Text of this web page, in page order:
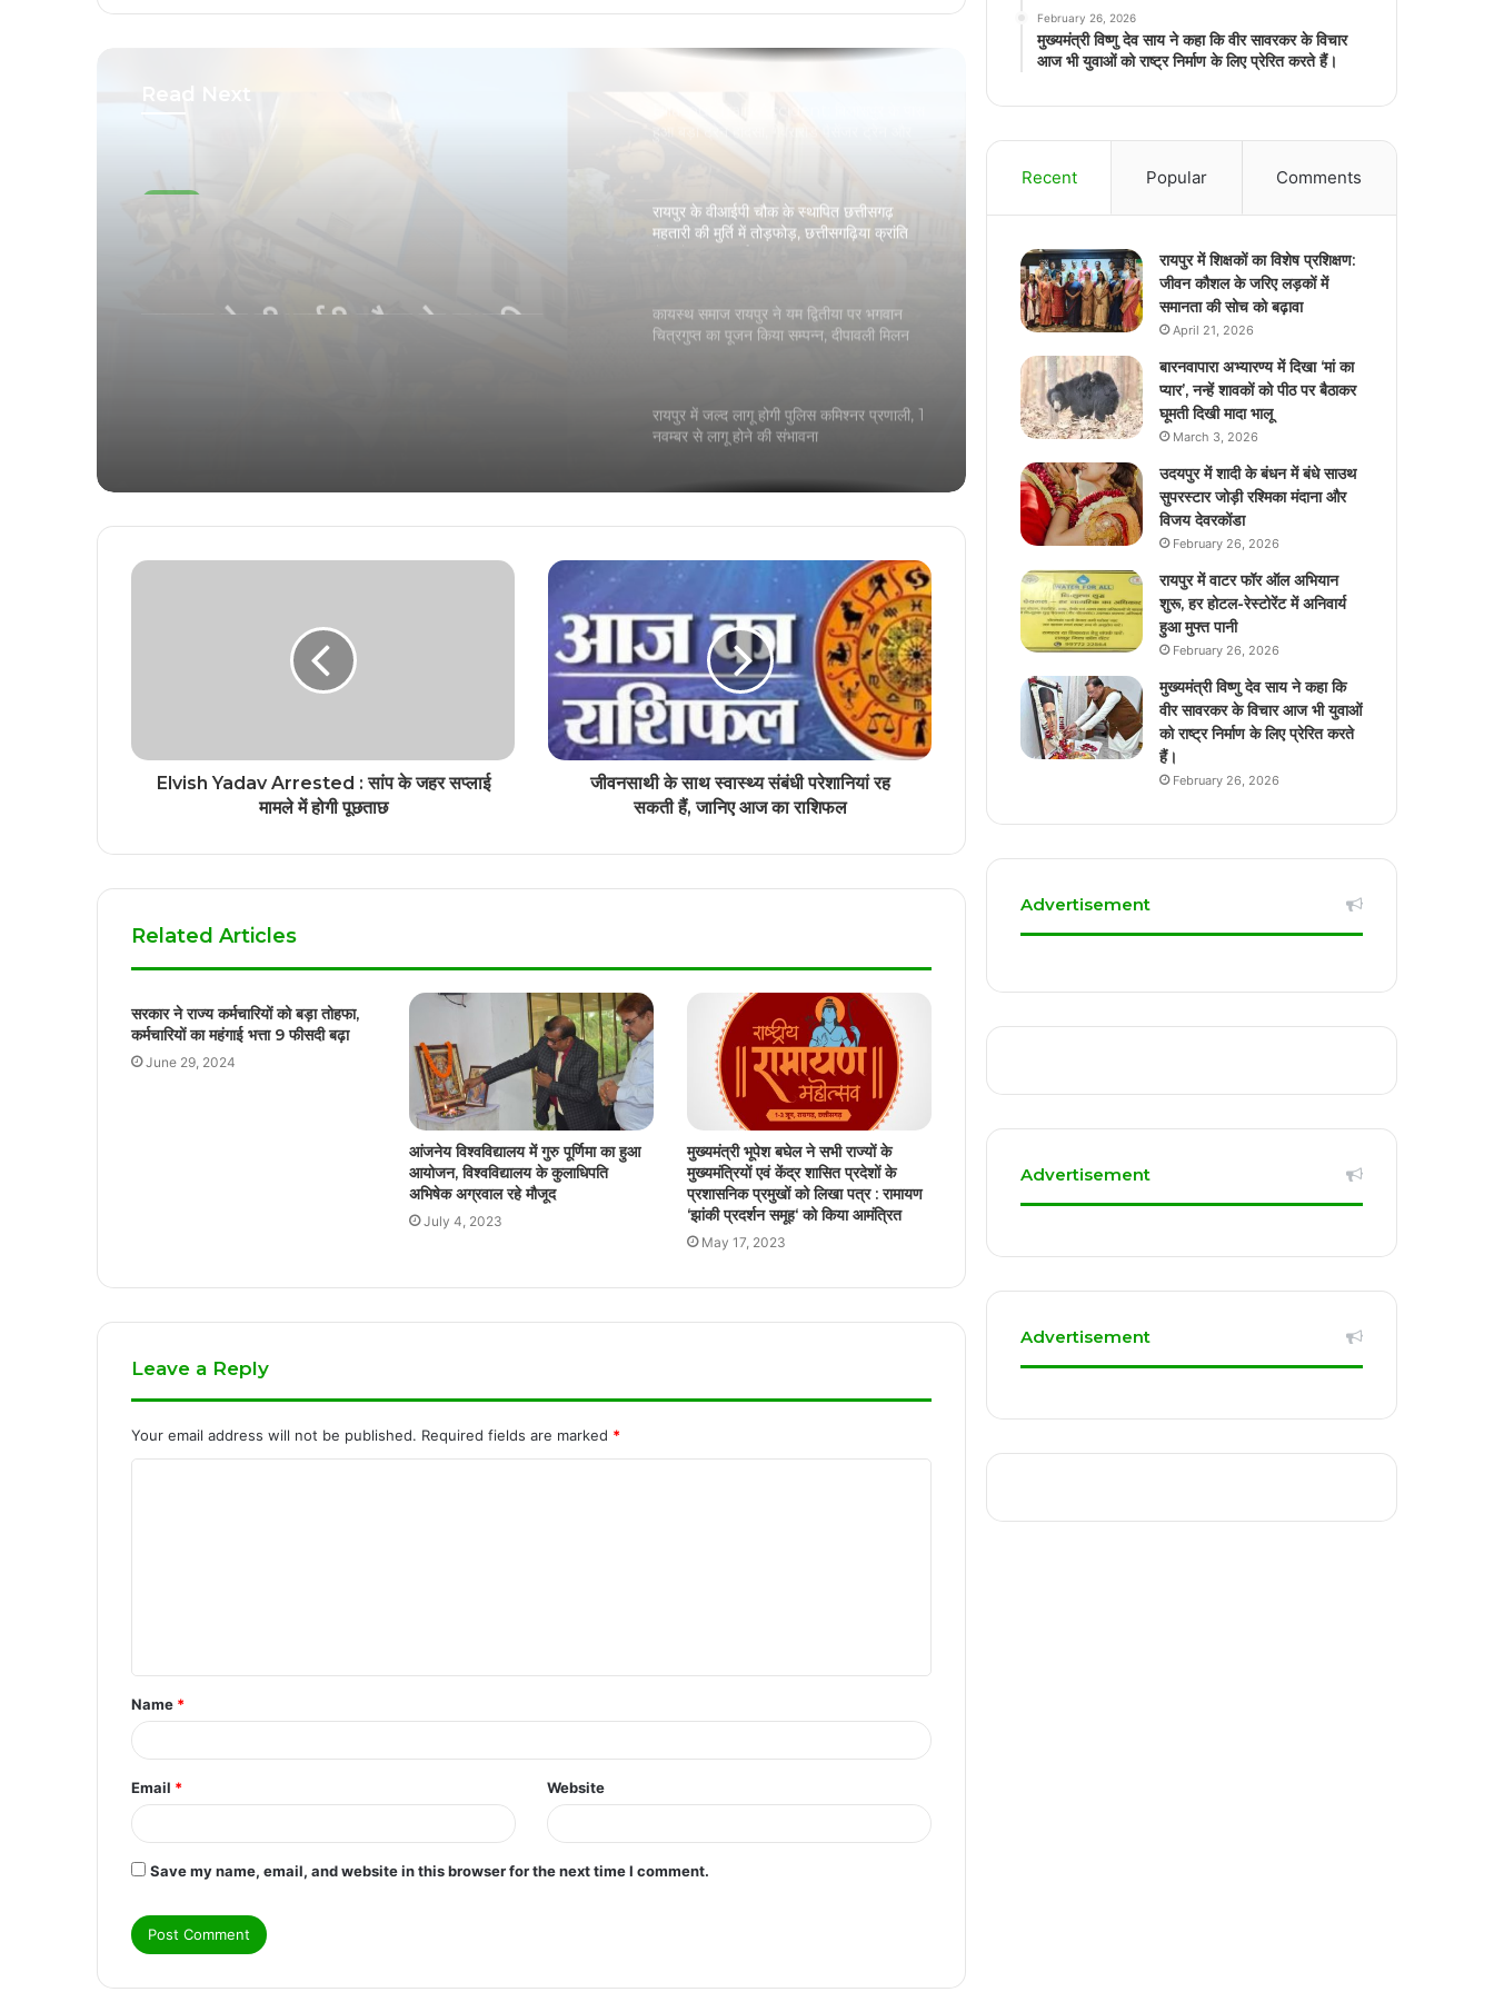
छत्तीसगढ़ महतारी की मुर्ति में तोड़फोड़,
हुआ बड़ा ट्रेन हादसा, गेवरारोड पैसेंजर ट्रेन और
मालगाड़ी में हुई टक्कर
रायपुर के वीआईपी चौक के स्थापित छत्तीसगढ़
महतारी की मुर्ति में तोड़फोड़, छत्तीसगढ़िया क्रांति
सेना ने की थी मूर्ति की स्थापना
कायस्थ समाज रायपुर ने यम द्वितीया पर भगवान
चित्रगुप्त का पूजन किया सम्पन्न, दीपावली मिलन
समारोह 26 को
रायपुर में जल्द लागू होगी पुलिस कमिश्नर प्रणाली, 1
नवम्बर से लागू होने की संभावना
बिहार विधानसभा चुनाव में संभालेंगे प्रचार का जिम्मा
चांवल की मानक गुणवत्ता में किसी प्रकार से समझौता
नहीं – गुणवत्ता निरीक्षकों की कार्यशाला में नान अध्यक्ष
संजय श्रीवास्तव ने दिए निर्देश
CG Police Transfer: पुलिस विभाग में बड़ा
प्रशासनिक फेरबदल, विभिन्न जिलों में तैनात 24
पुलिसकर्मियों के तबादला आदेश जारी
जिला प्रशासन कोरिया और इसरो स्पेस ट्यूटर –
गई “स्पेस स्किल लैब”, राज्यपाल रमेन डेका ने किया
बिहार के बाद अब पश्चिम बंगाल भी जीतेंगे, मुख्यमंत्री
विष्णु देव साय का बड़ा बयान
Bilaspur Train Accident: बिलासपुर के पास
हुआ बड़ा ट्रेन हादसा, गेवरारोड पैसेंजर ट्रेन और
मालगाड़ी में हुई टक्कर
रायपुर के वीआईपी चौक के स्थापित छत्तीसगढ़
महतारी की मुर्ति में तोड़फोड़, छत्तीसगढ़िया क्रांति
सेना ने की थी मूर्ति की स्थापना
Elvish Yadav Arrested : सांप के जहर सप्लाई
मामले में होगी पूछताछ
जीवनसाथी के साथ स्वास्थ्य संबंधी परेशानियां रह
सकती हैं, जानिए आज का राशिफल
Related Articles
सरकार ने राज्य कर्मचारियों को बड़ा तोहफा,
कर्मचारियों का महंगाई भत्ता 9 फीसदी बढ़ा
June 29, 2024
आंजनेय विश्वविद्यालय में गुरु पूर्णिमा का हुआ
आयोजन, विश्वविद्यालय के कुलाधिपति
अभिषेक अग्रवाल रहे मौजूद
July 4, 2023
मुख्यमंत्री भूपेश बघेल ने सभी राज्यों के
मुख्यमंत्रियों एवं केंद्र शासित प्रदेशों के
प्रशासनिक प्रमुखों को लिखा पत्र : रामायण
‘झांकी प्रदर्शन समूह‘ को किया आमंत्रित
May 17, 2023
Leave a Reply
Your email address will not be published. Required fields are marked *
t
*
Name *
Email * Website
Save my name, email, and website in this browser for the next time I comment.
February 26, 2026
मुख्यमंत्री विष्णु देव साय ने कहा कि वीर सावरकर के विचार
आज भी युवाओं को राष्ट्र निर्माण के लिए प्रेरित करते हैं।
Recent Popular Comments
रायपुर में शिक्षकों का विशेष प्रशिक्षण:
जीवन कौशल के जरिए लड़कों में
समानता की सोच को बढ़ावा
April 21, 2026
बारनवापारा अभ्यारण्य में दिखा ‘मां का
प्यार’, नन्हें शावकों को पीठ पर बैठाकर
घूमती दिखी मादा भालू
March 3, 2026
उदयपुर में शादी के बंधन में बंधे साउथ
सुपरस्टार जोड़ी रश्मिका मंदाना और
विजय देवरकोंडा
February 26, 2026
रायपुर में वाटर फॉर ऑल अभियान
शुरू, हर होटल-रेस्टोरेंट में अनिवार्य
हुआ मुफ्त पानी
February 26, 2026
मुख्यमंत्री विष्णु देव साय ने कहा कि
वीर सावरकर के विचार आज भी युवाओं
को राष्ट्र निर्माण के लिए प्रेरित करते
हैं।
February 26, 2026
Advertisement
Advertisement
Advertisement